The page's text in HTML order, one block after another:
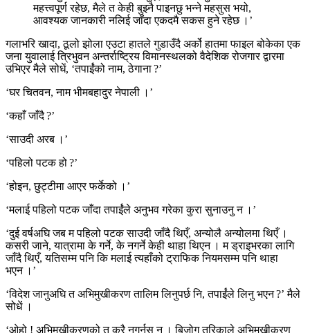
महत्त्वपूर्ण रहेछ, मैले त केही बुझ्नै पाइनछु भन्ने महसुस भयो,
आवश्यक जानकारी नलिई जाँदा एकदमै सकस हुने रहेछ ।’
गलाभरि खादा, ठूलो झोला एउटा हातले गुडाउँदै अर्को हातमा फाइल बोकेका एक
जना युवालाई त्रिभुवन अन्तर्राष्ट्रिय विमानस्थलको वैदेशिक रोजगार द्वारमा
उभिएर मैले सोधें, ‘तपाईंको नाम, ठेगाना ?’
‘घर चितवन, नाम भीमबहादुर नेपाली ।’
‘कहाँ जाँदै ?’
‘साउदी अरब ।’
‘पहिलो पटक हो ?’
‘होइन, छुट्टीमा आएर फर्केको ।’
‘मलाई पहिलो पटक जाँदा तपाईंले अनुभव गरेका कुरा सुनाउनु न ।’
‘दुई वर्षअघि जब म पहिलो पटक साउदी जाँदै थिएँ, अन्योलै अन्योलमा थिएँ ।
कसरी जाने, यात्रामा के गर्ने, के नगर्ने केही थाहा थिएन । म ड्राइभरका लागि
जाँदै थिएँ, यतिसम्म पनि कि मलाई त्यहाँको ट्राफिक नियमसम्म पनि थाहा
भएन ।’
‘विदेश जानुअघि त अभिमुखीकरण तालिम लिनुपर्छ नि, तपाईंले लिनु भएन ?’ मैले
सोधें ।
‘ओहो ! अभिमुखीकरणको त कुरै नगर्नुस् न । बिजोग तरिकाले अभिमुखीकरण